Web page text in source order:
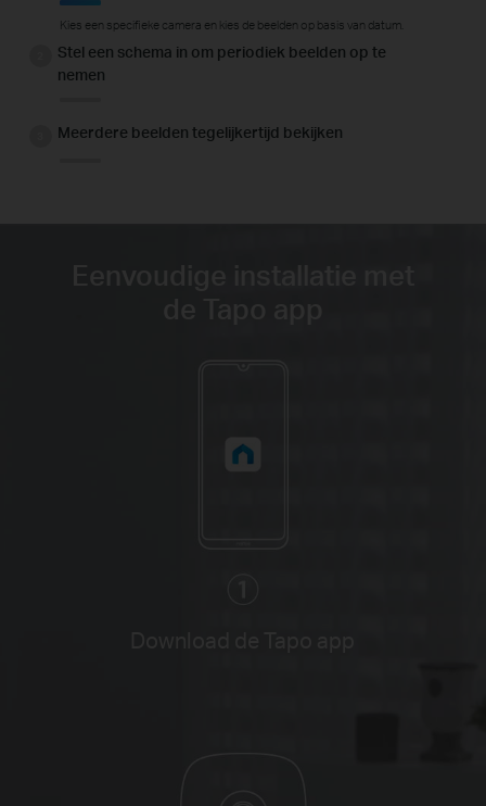
Kies een specifieke camera en kies de beelden op basis van datum.
Stel een schema in om periodiek beelden op te
nemen
Meerdere beelden tegelijkertijd bekijken